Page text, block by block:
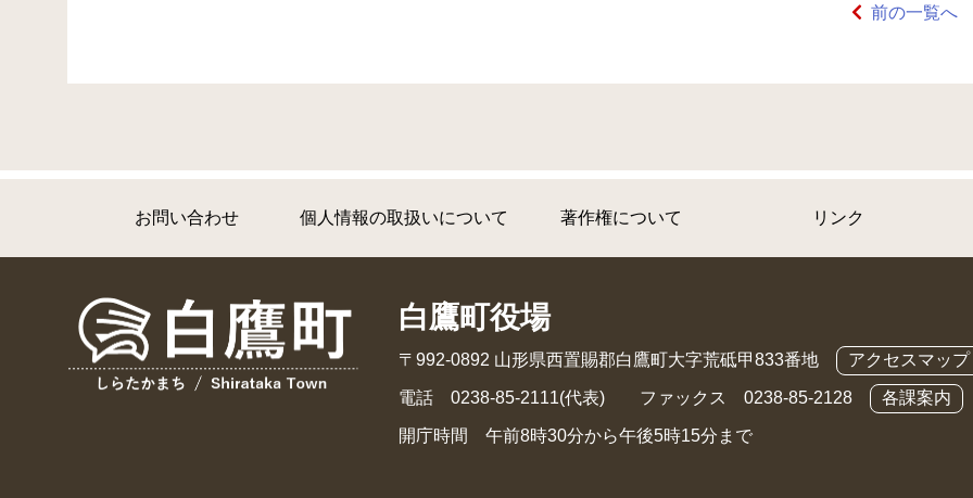
前の一覧へ
お問い合わせ 個人情報の取扱いについて 著作権について リンク
白鷹町役場
〒992-0892 山形県西置賜郡白鷹町大字荒砥甲833番地 アクセスマップ
電話 0238-85-2111(代表) ファックス 0238-85-2128 各課案内
開庁時間 午前8時30分から午後5時15分まで